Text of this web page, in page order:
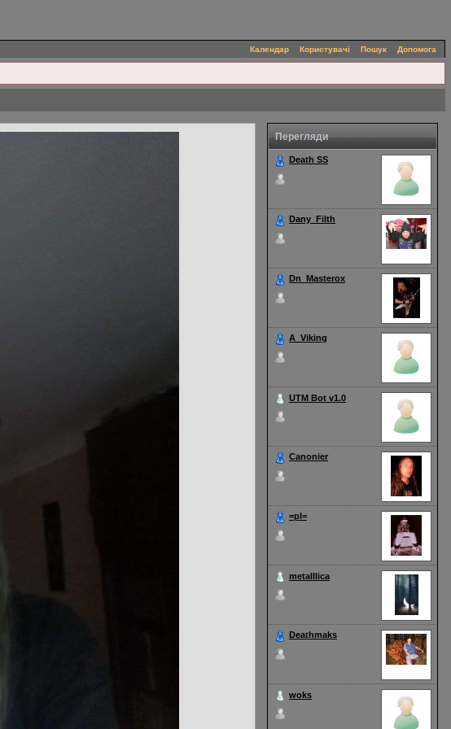
Календар Користувачі Пошук Допомога
Перегляди
Death SS
Dany_Filth
Dn_Masterox
A_Viking
UTM Bot v1.0
Canonier
=pl=
metalllica
Deathmaks
woks